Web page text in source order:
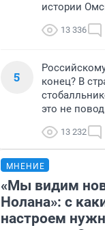
истории
13 336
5
конец? В
это не
13 232
МНЕНИЕ
«Мы видим
Нолана»: с
настроем